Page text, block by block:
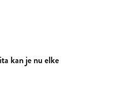
kan je nu elke